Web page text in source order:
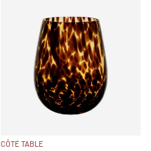
CÔTÉ TABLE